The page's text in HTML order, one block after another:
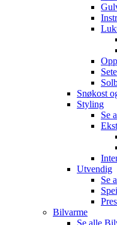
Snøkost
Styling
Se
Utvendig
Se
Bilvarme
Se alle